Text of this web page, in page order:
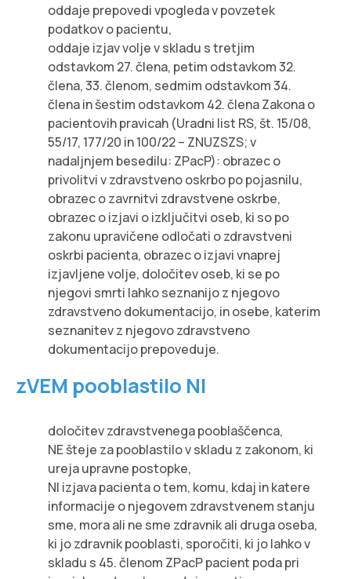
oddaje prepovedi vpogleda v povzetek
podatkov o pacientu,
oddaje izjav volje v skladu s tretjim
odstavkom 27. člena, petim odstavkom 32.
člena, 33. členom, sedmim odstavkom 34.
člena in šestim odstavkom 42. člena Zakona o
pacientovih pravicah (Uradni list RS, št. 15/08,
55/17, 177/20 in 100/22 – ZNUZSZS; v
nadaljnjem besedilu: ZPacP): obrazec o
privolitvi v zdravstveno oskrbo po pojasnilu,
obrazec o zavrnitvi zdravstvene oskrbe,
obrazec o izjavi o izključitvi oseb, ki so po
zakonu upravičene odločati o zdravstveni
oskrbi pacienta, obrazec o izjavi vnaprej
izjavljene volje, določitev oseb, ki se po
njegovi smrti lahko seznanijo z njegovo
zdravstveno dokumentacijo, in osebe, katerim
seznanitev z njegovo zdravstveno
dokumentacijo prepoveduje.
zVEM pooblastilo NI
določitev zdravstvenega pooblaščenca,
NE šteje za pooblastilo v skladu z zakonom, ki
ureja upravne postopke,
NI izjava pacienta o tem, komu, kdaj in katere
informacije o njegovem zdravstvenem stanju
sme, mora ali ne sme zdravnik ali druga oseba,
ki jo zdravnik pooblasti, sporočiti, ki jo lahko v
skladu s 45. členom ZPacP pacient poda pri